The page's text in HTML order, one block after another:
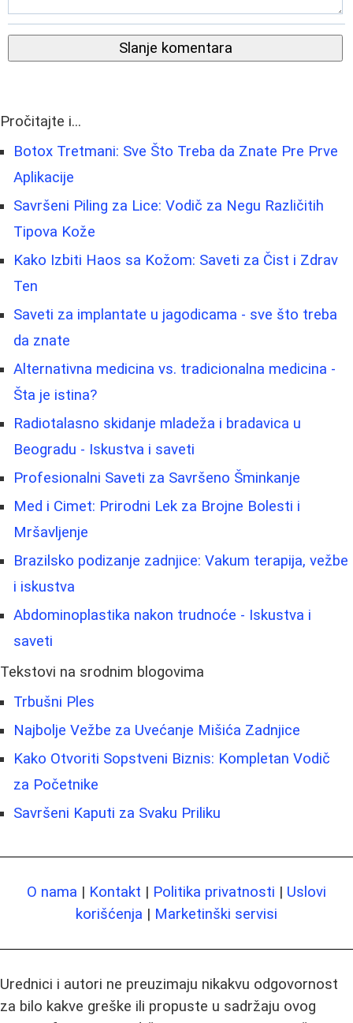
Slanje komentara
Pročitajte i...
Botox Tretmani: Sve Što Treba da Znate Pre Prve
Aplikacije
Savršeni Piling za Lice: Vodič za Negu Različitih
Tipova Kože
Kako Izbiti Haos sa Kožom: Saveti za Čist i Zdrav
Ten
Saveti za implantate u jagodicama - sve što treba
da znate
Alternativna medicina vs. tradicionalna medicina -
Šta je istina?
Radiotalasno skidanje mladeža i bradavica u
Beogradu - Iskustva i saveti
Profesionalni Saveti za Savršeno Šminkanje
Med i Cimet: Prirodni Lek za Brojne Bolesti i
Mršavljenje
Brazilsko podizanje zadnjice: Vakum terapija, vežbe
i iskustva
Abdominoplastika nakon trudnoće - Iskustva i
saveti
Tekstovi na srodnim blogovima
Trbušni Ples
Najbolje Vežbe za Uvećanje Mišića Zadnjice
Kako Otvoriti Sopstveni Biznis: Kompletan Vodič
za Početnike
Savršeni Kaputi za Svaku Priliku
O nama | Kontakt | Politika privatnosti | Uslovi
korišćenja | Marketinški servisi
Urednici i autori ne preuzimaju nikakvu odgovornost
za bilo kakve greške ili propuste u sadržaju ovog